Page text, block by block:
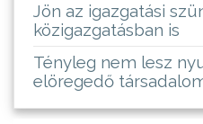
Jön az igazgatási
közigazgatásban is
Tényleg nem lesz
elöregedő